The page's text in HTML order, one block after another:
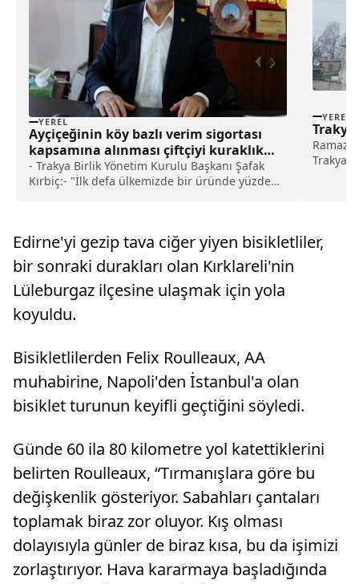
YEREL
Ayçiçeğinin köy bazlı verim sigortası
kapsamına alınması çiftçiyi kuraklık
riskine karşı koruyacak haberi
- Trakya Birlik Yönetim Kurulu Başkanı Şafak
Kırbiç:- "İlk defa ülkemizde bir üründe yüzde
YEREL
Edirne'yi gezip tava ciğer yiyen bisikletliler,
bir sonraki durakları olan Kırklareli'nin
Lüleburgaz ilçesine ulaşmak için yola
koyuldu.
Bisikletlilerden Felix Roulleaux, AA
muhabirine, Napoli'den İstanbul'a olan
bisiklet turunun keyifli geçtiğini söyledi.
Günde 60 ila 80 kilometre yol katettiklerini
belirten Roulleaux, “Tırmanışlara göre bu
değişkenlik gösteriyor. Sabahları çantaları
toplamak biraz zor oluyor. Kış olması
dolayısıyla günler de biraz kısa, bu da işimizi
zorlaştırıyor. Hava kararmaya başladığında